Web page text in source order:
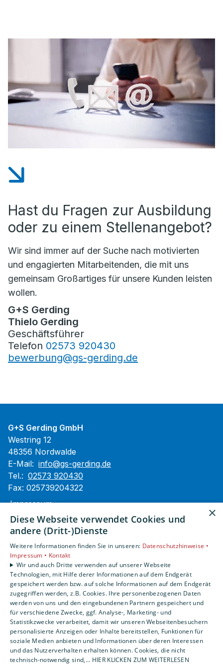
Hast du Fragen zur Ausbildung
oder zu einem Stellenangebot?
Wir sind immer auf der Suche nach motivierten
und engagierten Mitarbeitenden, die mit uns
gemeinsam Großartiges für unsere Kunden leisten
wollen.
G+S Gerding
Thielo Gerding
Geschäftsführer
Telefon 02573 920430
bewerbung@gs-gerding.de
G+S Gerding GmbH
Westring 12
48356 Nordwalde
E-Mail: info@gs-gerding.de
Tel.: 02573 920430
Fax: 025739204322
Impressum
Barrierefreiheitserklärung
Datenschutzerklärung
Unsere Bereiche
Privatkunden
Gewerbekunden
Karriere
Unternehmen
Kontakt
×
Diese Webseite verwendet Cookies und
andere (Dritt-)Dienste
Weitere Informationen finden Sie in unseren: Datenschutzhinweise •
Impressum • Kontakt
Wir und auch Dritte verwenden auf unserer Webseite
Technologien, mit Hilfe derer Informationen auf dem Endgerät
gespeichert werden bzw. auf solche Informationen auf dem Endgerät
zugegriffen werden, z.B. Cookies. Ihre personenbezogenen Daten
werden von uns und den eingebundenen Partnern gespeichert und
für verschiedene Zwecke, ggf. Analyse-, Marketing- und
Statistikzwecke verarbeitet, damit wir unseren Webseitenbesuchern
personalisierte Anzeigen oder Inhalte bereitstellen, Funktionen für
soziale Medien anbieten und Informationen über deren Interessen
und das Nutzerverhalten erhalten können. Cookies, die nicht
technisch-notwendig sind,... HIER KLICKEN ZUM WEITERLESEN